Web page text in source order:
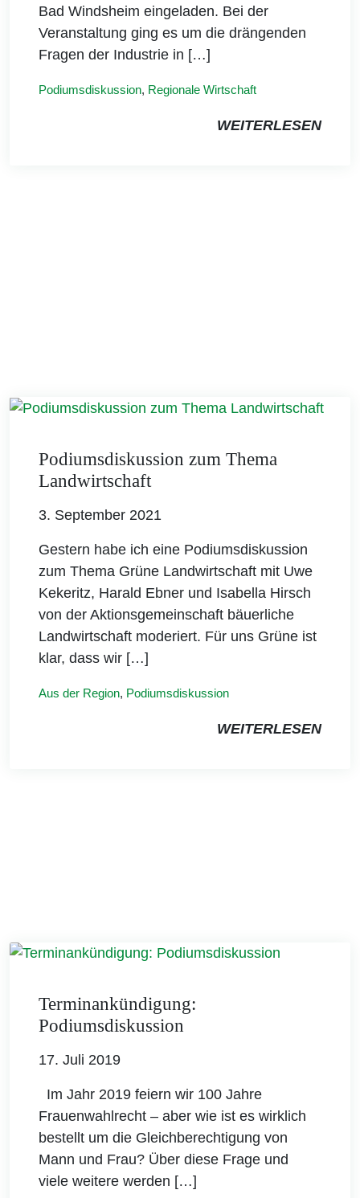
Bad Windsheim eingeladen. Bei der
Veranstaltung ging es um die drängenden
Fragen der Industrie in […]
Podiumsdiskussion, Regionale Wirtschaft
WEITERLESEN
Podiumsdiskussion zum Thema
Landwirtschaft
3. September 2021
Gestern habe ich eine Podiumsdiskussion
zum Thema Grüne Landwirtschaft mit Uwe
Kekeritz, Harald Ebner und Isabella Hirsch
von der Aktionsgemeinschaft bäuerliche
Landwirtschaft moderiert. Für uns Grüne ist
klar, dass wir […]
Aus der Region, Podiumsdiskussion
WEITERLESEN
Terminankündigung:
Podiumsdiskussion
17. Juli 2019
Im Jahr 2019 feiern wir 100 Jahre
Frauenwahlrecht – aber wie ist es wirklich
bestellt um die Gleichberechtigung von
Mann und Frau? Über diese Frage und
viele weitere werden […]